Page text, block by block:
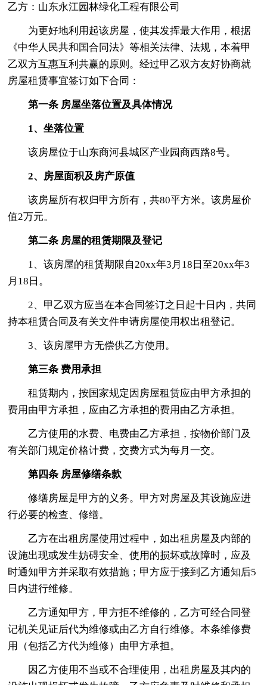
乙方：山东永江园林绿化工程有限公司
为更好地利用起该房屋，使其发挥最大作用，根据
《中华人民共和国合同法》等相关法律、法规，本着甲
乙双方互惠互利共赢的原则。经过甲乙双方友好协商就
房屋租赁事宜签订如下合同：
第一条 房屋坐落位置及具体情况
1、坐落位置
该房屋位于山东商河县城区产业园商西路8号。
2、房屋面积及房产原值
该房屋所有权归甲方所有，共80平方米。该房屋价
值2万元。
第二条 房屋的租赁期限及登记
1、该房屋的租赁期限自20xx年3月18日至20xx年3
月18日。
2、甲乙双方应当在本合同签订之日起十日内，共同
持本租赁合同及有关文件申请房屋使用权出租登记。
3、该房屋甲方无偿供乙方使用。
第三条 费用承担
租赁期内，按国家规定因房屋租赁应由甲方承担的
费用由甲方承担，应由乙方承担的费用由乙方承担。
乙方使用的水费、电费由乙方承担，按物价部门及
有关部门规定价格计费，交费方式为每月一交。
第四条 房屋修缮条款
修缮房屋是甲方的义务。甲方对房屋及其设施应进
行必要的检查、修缮。
乙方在出租房屋使用过程中，如出租房屋及内部的
设施出现或发生妨碍安全、使用的损坏或故障时，应及
时通知甲方并采取有效措施；甲方应于接到乙方通知后5
日内进行维修。
乙方通知甲方，甲方拒不维修的，乙方可经合同登
记机关见证后代为维修或由乙方自行维修。本条维修费
用（包括乙方代为维修）由甲方承担。
因乙方使用不当或不合理使用，出租房屋及其内的